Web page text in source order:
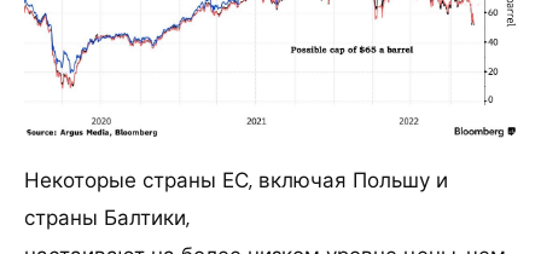
Некоторые страны ЕС, включая Польшу и
страны Балтики,